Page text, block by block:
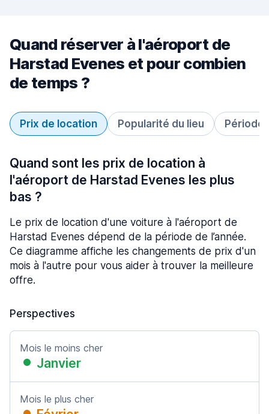
Quand réserver à l'aéroport de
Harstad Evenes et pour combien
de temps ?
Prix de location Popularité du lieu Période
Quand sont les prix de location à
l'aéroport de Harstad Evenes les plus
bas ?
Le prix de location d'une voiture à l'aéroport de
Harstad Evenes dépend de la période de l’année.
Ce diagramme affiche les changements de prix d'un
mois à l'autre pour vous aider à trouver la meilleure
offre.
Perspectives
Mois le moins cher
Janvier
Mois le plus cher